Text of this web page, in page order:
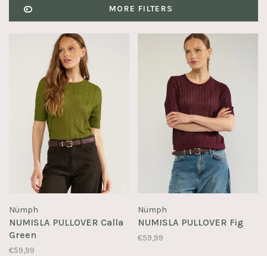
MORE FILTERS
Nümph
NUMISLA PULLOVER Calla
Green
€59,99
Nümph
NUMISLA PULLOVER Fig
€59,99